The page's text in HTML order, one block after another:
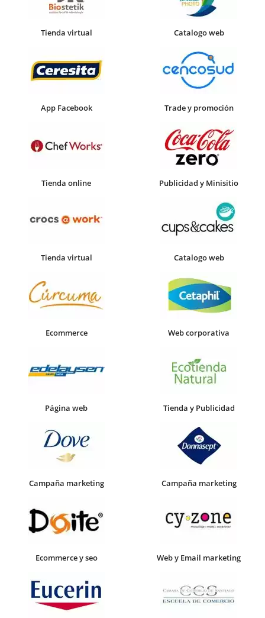
Tienda virtual Catalogo web
App Facebook Trade y promoción
Tienda online Publicidad y Minisitio
Tienda virtual Catalogo web
Ecommerce Web corporativa
Página web Tienda y Publicidad
Campaña marketing Campaña marketing
Ecommerce y seo Web y Email marketing